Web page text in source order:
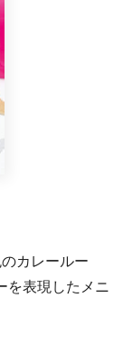
カレールー
を表現したメニ